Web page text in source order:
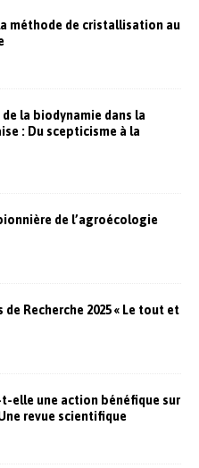
méthode de cristallisation au
la biodynamie dans la
: Du scepticisme à la
de l’agroécologie
Recherche 2025 « Le tout et
elle une action bénéfique sur
revue scientifique